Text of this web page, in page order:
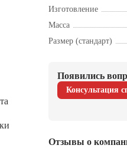
Изготовление
Масса
Размер (стандарт)
Появились
Консультация
Отзывы о